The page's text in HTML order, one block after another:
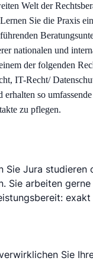
Welt der
Sie die Praxis
nationalen und
der folgenden
IT-Recht/
so
zu pflegen.
Sie Jura studieren
Sie arbeiten gerne
exakt
Sie